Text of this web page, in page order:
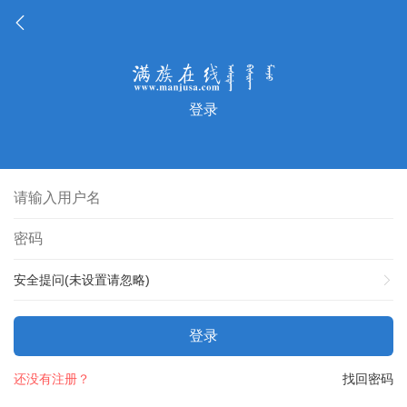
登录
安全提问(未设置请忽略)
登录
找回密码
还没有注册？